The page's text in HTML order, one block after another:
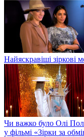
Найяскравіші зіркові
Чи важко було Олі
у фільмі «Зірки за